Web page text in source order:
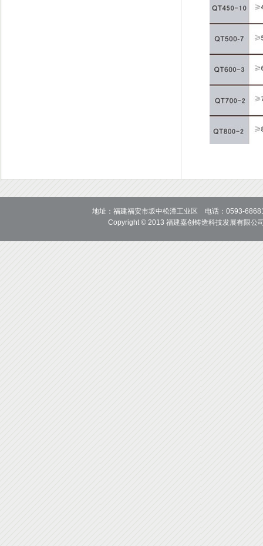
地址：福建福安市坂中松潭工业区 电话：0593-
Copyright © 2013 福建嘉创铸造科技发展有限公